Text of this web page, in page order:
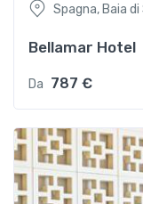
Spagna, Baia
Bellamar Hotel
Da 787 €